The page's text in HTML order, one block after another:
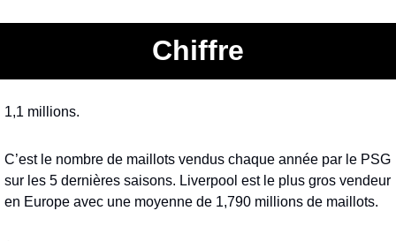
Chiffre
1,1 millions.
C’est le nombre de maillots vendus chaque année par le PSG
sur les 5 dernières saisons. Liverpool est le plus gros vendeur
en Europe avec une moyenne de 1,790 millions de maillots.